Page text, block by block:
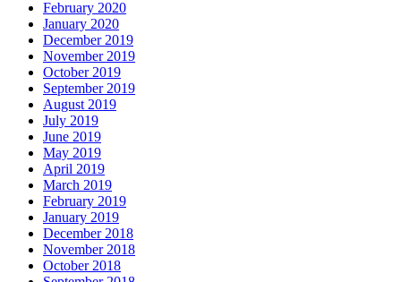
February 2020
January 2020
December 2019
November 2019
October 2019
September 2019
August 2019
July 2019
June 2019
May 2019
April 2019
March 2019
February 2019
January 2019
December 2018
November 2018
October 2018